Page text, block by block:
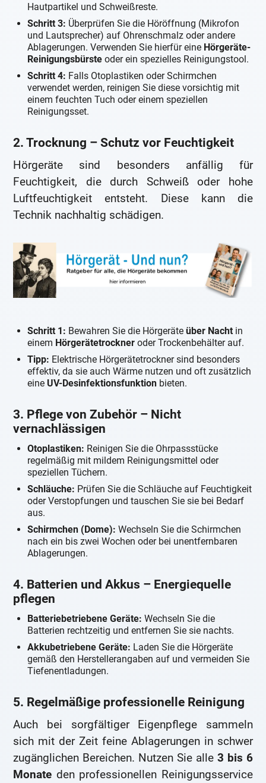
Hautpartikel und Schweißreste.
Schritt 3: Überprüfen Sie die Höröffnung (Mikrofon
und Lautsprecher) auf Ohrenschmalz oder andere
Ablagerungen. Verwenden Sie hierfür eine Hörgeräte-
Reinigungsbürste oder ein spezielles Reinigungstool.
Schritt 4: Falls Otoplastiken oder Schirmchen
verwendet werden, reinigen Sie diese vorsichtig mit
einem feuchten Tuch oder einem speziellen
Reinigungsset.
2. Trocknung – Schutz vor Feuchtigkeit
Hörgeräte sind besonders anfällig für
Feuchtigkeit, die durch Schweiß oder hohe
Luftfeuchtigkeit entsteht. Diese kann die
Technik nachhaltig schädigen.
Schritt 1: Bewahren Sie die Hörgeräteüber Nacht in
einem Hörgerätetrockner oder Trockenbehälter auf.
Tipp: Elektrische Hörgerätetrockner sind besonders
effektiv, da sie auch Wärme nutzen und oft zusätzlich
eine UV-Desinfektionsfunktion bieten.
3. Pflege von Zubehör – Nicht
vernachlässigen
Otoplastiken: Reinigen Sie die Ohrpassstücke
regelmäßig mit mildem Reinigungsmittel oder
speziellen Tüchern.
Schläuche: Prüfen Sie die Schläuche auf Feuchtigkeit
oder Verstopfungen und tauschen Sie sie bei Bedarf
aus.
Schirmchen (Dome): Wechseln Sie die Schirmchen
nach ein bis zwei Wochen oder bei unentfernbaren
Ablagerungen.
4. Batterien und Akkus – Energiequelle
pflegen
Batteriebetriebene Geräte: Wechseln Sie die
Batterien rechtzeitig und entfernen Sie sie nachts.
Akkubetriebene Geräte: Laden Sie die Hörgeräte
gemäß den Herstellerangaben auf und vermeiden Sie
Tiefenentladungen.
5. Regelmäßige professionelle Reinigung
Auch bei sorgfältiger Eigenpflege sammeln
sich mit der Zeit feine Ablagerungen in schwer
zugänglichen Bereichen. Nutzen Sie alle 3 bis 6
Monate den professionellen Reinigungsservice